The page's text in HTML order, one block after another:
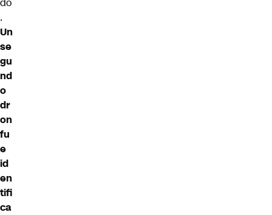
.
Un
se
gu
nd
o
dr
on
fu
e
id
en
tifi
ca